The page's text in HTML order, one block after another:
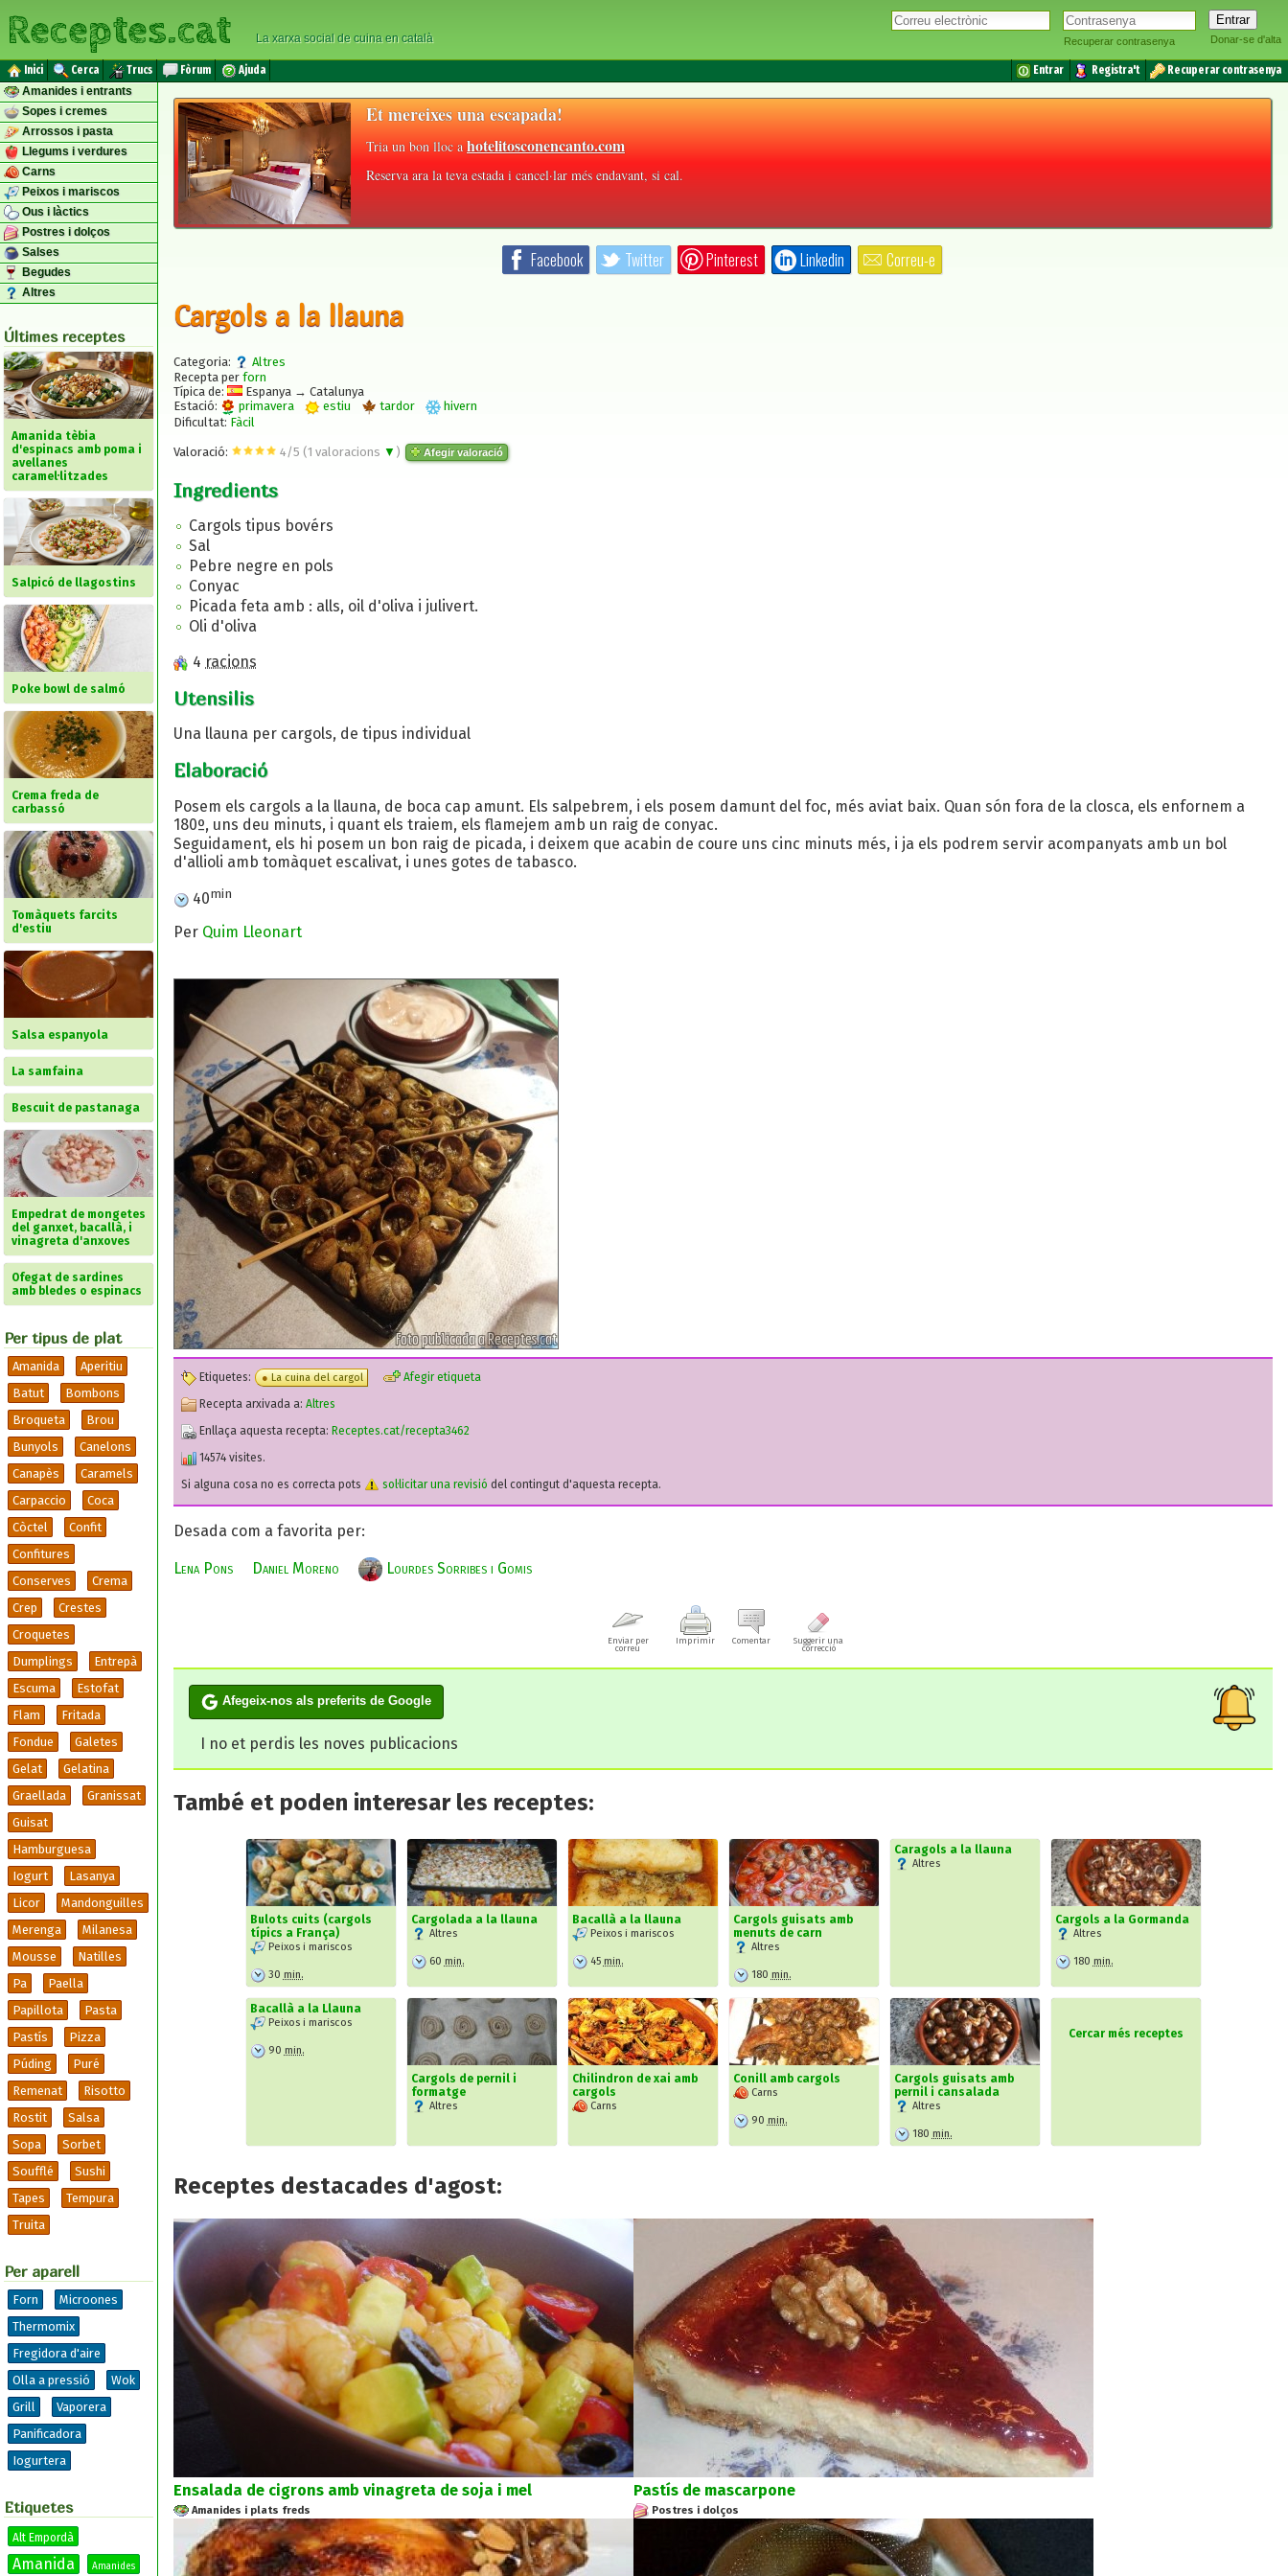
Recuperar contrasenya Donar-se d'alta
Receptes.cat La xarxa social de cuina en català
Inici Cerca Trucs Fòrum Ajuda Entrar Registra't
Recuperar contrasenya
Amanides i entrants
Sopes i cremes
Arrossos i pasta
Llegums i verdures
Carns
Peixos i mariscos
Ous i làctics
Postres i dolços
Salses
Begudes
Altres
Últimes receptes
Amanida tèbia
d'espinacs amb poma i
avellanes
caramel·litzades
Salpicó de llagostins
Poke bowl de salmó
Crema freda de
carbassó
Tomàquets farcits
d'estiu
Salsa espanyola
La samfaina
Bescuit de pastanaga
Empedrat de mongetes
del ganxet, bacallà, i
vinagreta d'anxoves
Ofegat de sardines
amb bledes o espinacs
Per tipus de plat
Amanida
Aperitiu
Batut
Bombons
Broqueta
Brou
Bunyols
Canelons
Canapès
Caramels
Carpaccio
Coca
Còctel
Confit
Confitures
Conserves
Crema
Crep
Crestes
Croquetes
Dumplings
Entrepà
Escuma
Estofat
Flam
Fritada
Fondue
Galetes
Gelat
Gelatina
Graellada
Granissat
Guisat
Hamburguesa
Iogurt
Lasanya
Licor
Mandonguilles
Merenga
Milanesa
Mousse
Natilles
Pa
Paella
Papillota
Pasta
Pastís
Pizza
Púding
Puré
Remenat
Risotto
Rostit
Salsa
Sopa
Sorbet
Soufflé
Sushi
Tapes
Tempura
Truita
Per aparell
Forn
Microones
Thermomix
Fregidora d'aire
Olla a pressió
Wok
Grill
Vaporera
Panificadora
Iogurtera
Etiquetes
Alt Empordà
Amanida Amanides
Et mereixes una escapada!
Tria un bon lloc ahotelitosconencanto.com
Reserva ara la teva estada i cancel·lar més endavant, si cal.
Facebook Twitter Pinterest Linkedin Correu-e
Cargols a la llauna
Categoria:
Altres
Recepta per forn
Típica de:
Espanya → Catalunya
Estació:
primavera estiu tardor
hivern
Dificultat: Fàcil
Valoració: 4 /5 (1 valoracions ▼ ) Afegir valoració
Ingredients
Cargols tipus bovérs
Sal
Pebre negre en pols
Conyac
Picada feta amb : alls, oil d'oliva i julivert.
Oli d'oliva
4 racions
Utensilis
Una llauna per cargols, de tipus individual
Elaboració
Posem els cargols a la llauna, de boca cap amunt. Els salpebrem, i els posem damunt del foc, més aviat baix. Quan són fora de la closca, els enfornem a
180º, uns deu minuts, i quant els traiem, els flamejem amb un raig de conyac.
Seguidament, els hi posem un bon raig de picada, i deixem que acabin de coure uns cinc minuts més, i ja els podrem servir acompanyats amb un bol
d'allioli amb tomàquet escalivat, i unes gotes de tabasco.
40min
Per Quim Lleonart
Etiquetes: La cuina del cargol
Afegir etiqueta
Recepta arxivada a: Altres
Enllaça aquesta recepta: Receptes.cat/recepta3462
14574 visites.
Si alguna cosa no es correcta pots
sol·licitar una revisió del contingut d'aquesta recepta.
Desada com a favorita per:
Lena Pons Daniel Moreno Lourdes Sorribes i Gomis
Enviar per
correu
Imprimir Comentar
Suggerir una
correcció
Afegeix-nos als preferits de Google
I no et perdis les noves publicacions
També et poden interesar les receptes:
Bulots cuits (cargols
típics a França)
Peixos i mariscos
30 min.
Cargolada a la llauna
Altres
60 min.
Bacallà a la llauna
Peixos i mariscos
45 min.
Cargols guisats amb
menuts de carn
Altres
180 min.
Caragols a la llauna
Altres
Cargols a la Gormanda
Altres
180 min.
Bacallà a la Llauna
Peixos i mariscos
90 min.
Cargols de pernil i
formatge
Altres
Chilindron de xai amb
cargols
Carns
Conill amb cargols
Carns
90 min.
Cargols guisats amb
pernil i cansalada
Altres
180 min.
Cercar més receptes
Receptes destacades d'agost:
Ensalada de cigrons amb vinagreta de soja i mel
Amanides i plats freds
Pastís de mascarpone
Postres i dolços